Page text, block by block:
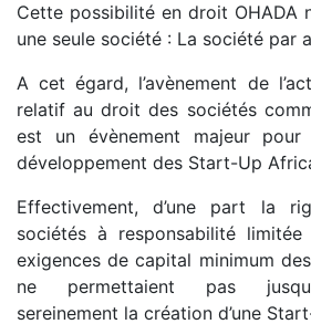
Cette possibilité en droit OHADA
une seule société : La société par
A cet égard, l’avènement de
relatif au droit des sociétés
est un évènement majeur
développement des Start-Up
Effectivement, d’une part la
sociétés à responsabilité
exigences de capital minimum
ne permettaient pas
sereinement la création d’une